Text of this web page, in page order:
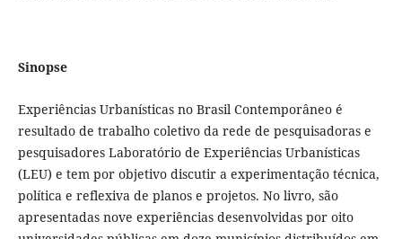
Sinopse
Experiências Urbanísticas no Brasil Contemporâneo é
resultado de trabalho coletivo da rede de pesquisadoras e
pesquisadores Laboratório de Experiências Urbanísticas
(LEU) e tem por objetivo discutir a experimentação técnica,
política e reflexiva de planos e projetos. No livro, são
apresentadas nove experiências desenvolvidas por oito